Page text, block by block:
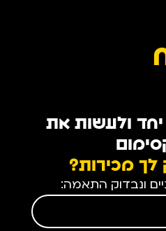
ולעשות את
לך מכירות?
ונבדוק התאמה: